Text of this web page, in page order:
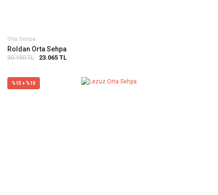
Orta Sehpa
Roldan Orta Sehpa
30.150 TL 23.065 TL
%15 + %10